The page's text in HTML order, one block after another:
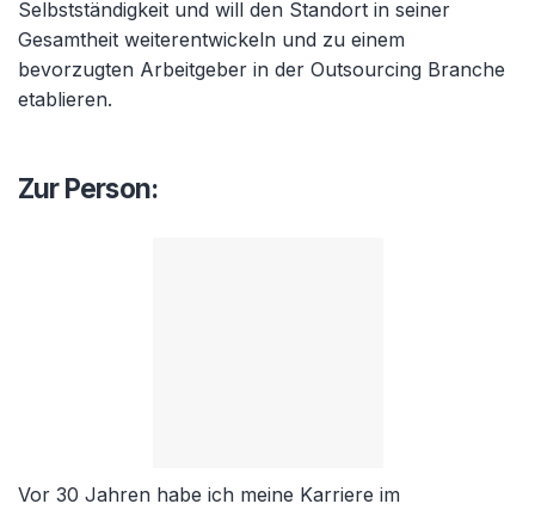
Selbstständigkeit und will den Standort in seiner
Gesamtheit weiterentwickeln und zu einem
bevorzugten Arbeitgeber in der Outsourcing Branche
etablieren.
Zur Person:
Vor 30 Jahren habe ich meine Karriere im